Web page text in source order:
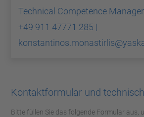
Technical Competence Manager
+49 911 47771 285 |
Kontaktformular und
Bitte füllen Sie das folgende Formular aus,